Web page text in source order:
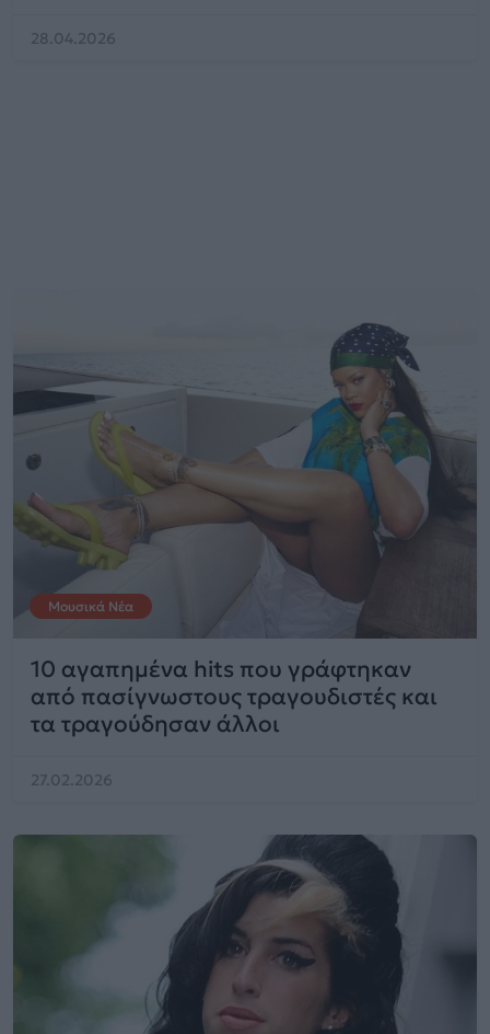
28.04.2026
Μουσικά Νέα
10 αγαπημένα hits που γράφτηκαν
από πασίγνωστους τραγουδιστές και
τα τραγούδησαν άλλοι
27.02.2026